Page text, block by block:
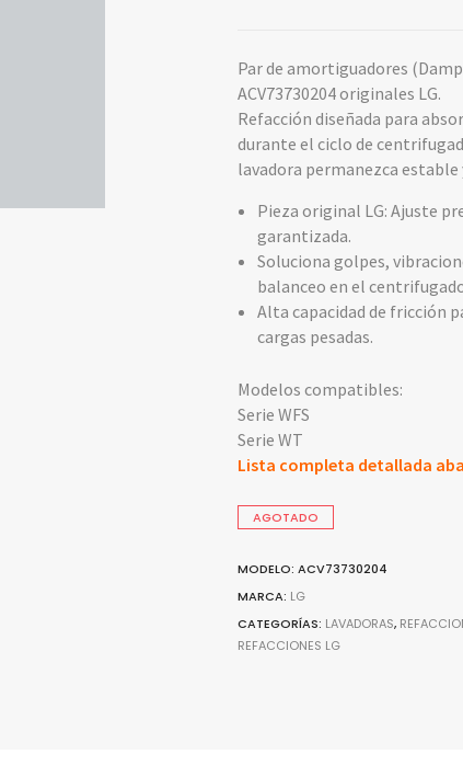
Par de amortiguadores
ACV73730204 originales LG.
Refacción diseñada para
durante el ciclo de
lavadora permanezca estable
Pieza original LG: Ajuste
garantizada.
Soluciona golpes,
balanceo en el
Alta capacidad de fricción
cargas pesadas.
Modelos compatibles:
Serie WFS
Serie WT
Lista completa detallada
AGOTADO
MODELO: ACV73730204
MARCA: LG
CATEGORÍAS: LAVADORAS,
REFACCIONES LG